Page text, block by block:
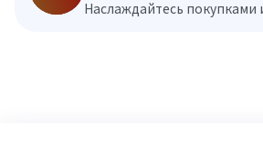
Наслаждайтесь покупками